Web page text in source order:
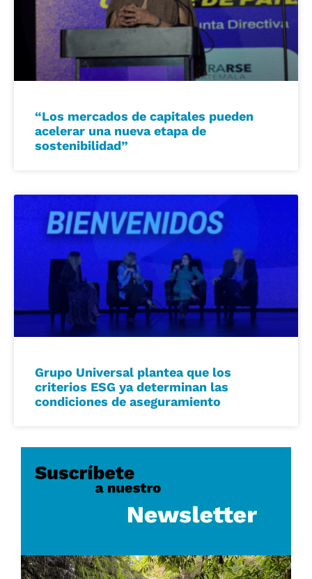
“Los mercados de capitales pueden
acelerar una nueva etapa de
sostenibilidad”
Grupo Universal plantea que los
criterios ESG ya determinan las
condiciones de aseguramiento